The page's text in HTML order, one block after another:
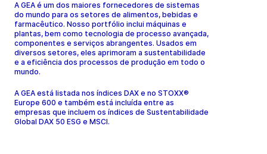
A GEA é um dos maiores fornecedores de sistemas
do mundo para os setores de alimentos, bebidas e
farmacêutico. Nosso portfólio inclui máquinas e
plantas, bem como tecnologia de processo avançada,
componentes e serviços abrangentes. Usados em
diversos setores, eles aprimoram a sustentabilidade
e a eficiência dos processos de produção em todo o
mundo.
A GEA está listada nos índices DAX e no STOXX®
Europe 600 e também está incluída entre as
empresas que incluem os índices de Sustentabilidade
Global DAX 50 ESG e MSCI.